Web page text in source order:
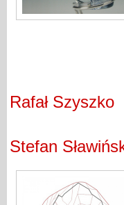
Rafał Szyszko
Stefan